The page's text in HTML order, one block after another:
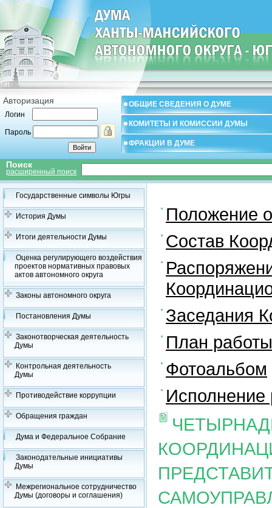
Авторизация
Логин
Пароль
ОБЩИЕ СВЕДЕНИЯ О ДУМЕ
КОМИТЕТЫ И КОМИССИИ ДУМЫ
ФРАКЦИИ В ДУМЕ
Поиск
расширенный поиск
Государственные символы Югры
История Думы
Итоги деятельности Думы
Оценка регулирующего воздействия
проектов нормативных правовых
актов автономного округа
Законы автономного округа
Постановления Думы
Законотворческая деятельность
Думы
Контрольная деятельность
Думы
Противодействие коррупции
Обращения граждан
Дума и Федеральное Собрание
Законодательные инициативы
Думы
Межрегиональное сотрудничество
Думы (договоры и соглашения)
Положение
Состав
Заседания
План
Фотоальбом
Исполнение